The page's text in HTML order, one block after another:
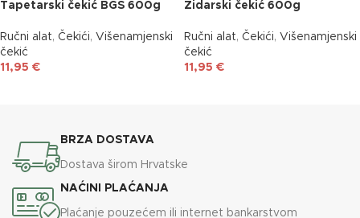
Tapetarski čekić BGS 600g
Ručni alat, Čekići, Višenamjenski
čekić
11,95 €
Zidarski čekić 600g
Ručni alat, Čekići, Višenamjenski
čekić
11,95 €
BRZA DOSTAVA
Dostava širom Hrvatske
NAĆINI PLAĆANJA
Plaćanje pouzećem ili internet bankarstvom